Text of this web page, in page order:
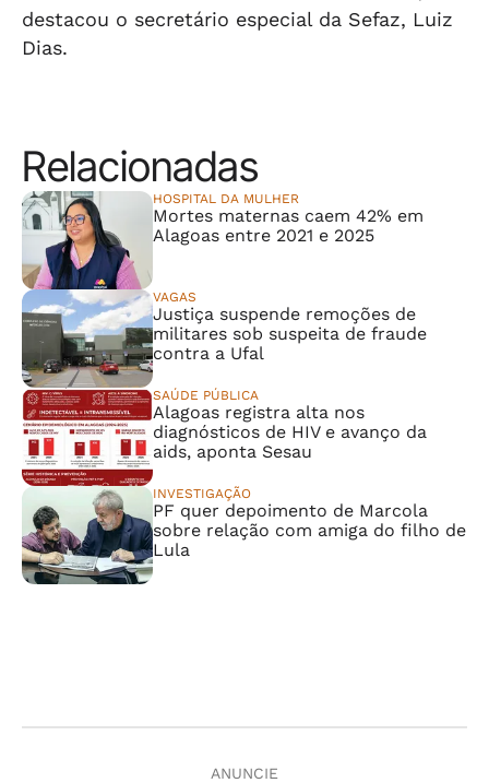
destacou o secretário especial da Sefaz, Luiz
Dias.
Relacionadas
HOSPITAL DA MULHER
Mortes maternas caem 42% em
Alagoas entre 2021 e 2025
VAGAS
Justiça suspende remoções de
militares sob suspeita de fraude
contra a Ufal
SAÚDE PÚBLICA
Alagoas registra alta nos
diagnósticos de HIV e avanço da
aids, aponta Sesau
INVESTIGAÇÃO
PF quer depoimento de Marcola
sobre relação com amiga do filho de
Lula
ANUNCIE